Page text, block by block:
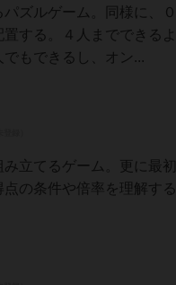
ズルゲーム。同様に、
する。４人までできる
もできるし、オン...
立てるゲーム。更に最
の条件や倍率を理解す